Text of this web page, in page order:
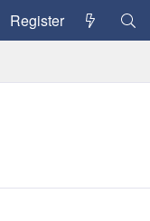
Register